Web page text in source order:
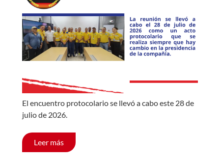
El encuentro protocolario se llevó a cabo este 28 de
julio de 2026.
Leer más